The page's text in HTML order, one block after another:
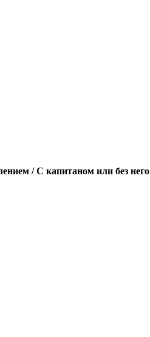
/ С капитаном или без него